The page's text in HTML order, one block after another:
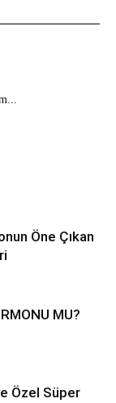
Öne Çıkan
MU?
Özel Süper